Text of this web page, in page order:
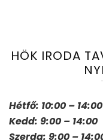
HÖK IRODA
Hétfő: 10:00 – 14:00
Kedd: 9:00 – 14:00
Szerda: 9:00 –